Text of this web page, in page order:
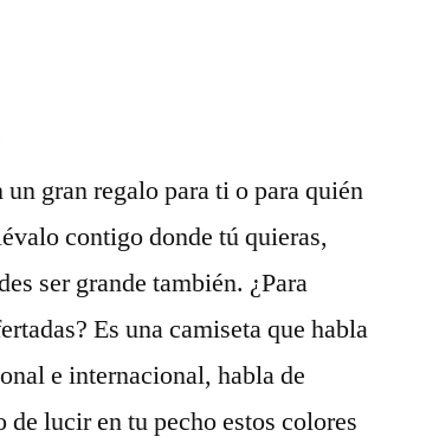
gran regalo para ti o para quién
contigo donde tú quieras,
ser grande también. ¿Para
Es una camiseta que habla
e internacional, habla de
lucir en tu pecho estos colores